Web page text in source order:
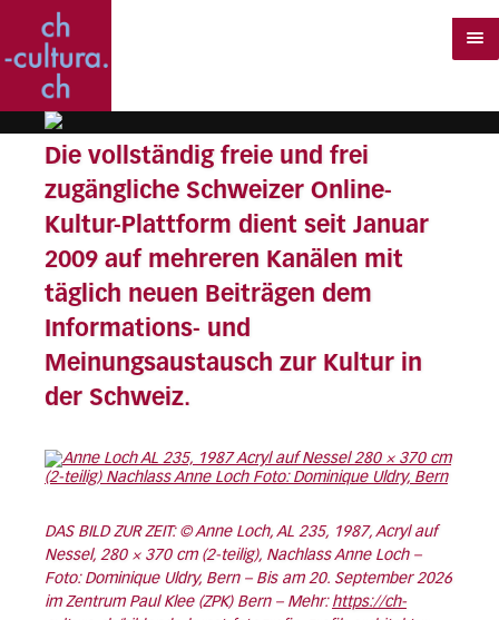
Die vollständig freie und frei
zugängliche Schweizer Online-
Kultur-Plattform dient seit Januar
2009 auf mehreren Kanälen mit
täglich neuen Beiträgen dem
Informations- und
Meinungsaustausch zur Kultur in
der Schweiz.
DAS BILD ZUR ZEIT: © Anne Loch, AL 235, 1987, Acryl auf
Nessel, 280 × 370 cm (2-teilig), Nachlass Anne Loch –
Foto: Dominique Uldry, Bern – Bis am 20. September 2026
im Zentrum Paul Klee (ZPK) Bern – Mehr: https://ch-